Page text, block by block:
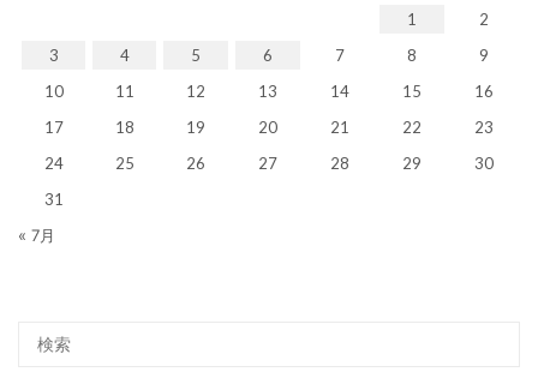
1
2
3
4 5 6 7 8
9
10
11 12 13 14 15
16
17
18 19 20 21 22
23
24
25 26 27 28 29
30
31
« 7月